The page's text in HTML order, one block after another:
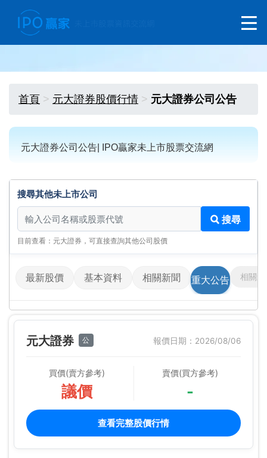
首頁 元大證券股價行情 元大證券公司公告
元大證券公司公告| IPO贏家未上市股票交流網
搜尋其他未上市公司
搜尋其他未上市公司
搜尋
目前查看：元大證券，可直接查詢其他公司股價
最新股價 基本資料 相關新聞 重大公告 相關影
元大證券 公 報價日期：2026/08/06
買價(賣方參考)
議價
賣價(買方參考)
-
查看完整股價行情